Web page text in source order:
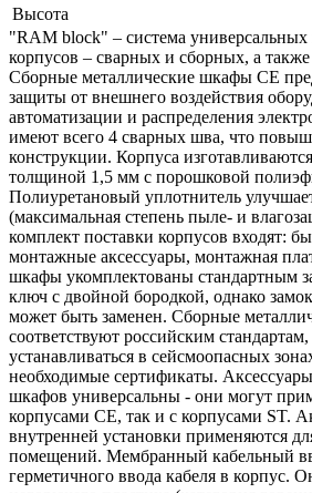
Высота
"RAM block" – система универсальных
корпусов – сварных и сборных, а также
Сборные металлические шкафы СE
защиты от внешнего воздействия
автоматизации и распределения
имеют всего 4 сварных шва, что
конструкции. Корпуса
толщиной 1,5 мм с порошковой
Полиуретановый уплотнитель
(максимальная степень пыле- и
комплект поставки корпусов входят:
монтажные аксессуары, монтажная
шкафы укомплектованы стандартным
ключ с двойной бородкой, однако
может быть заменен. Сборные
соответствуют российским
устанавливаться в сейсмоопасных
необходимые сертификаты.
шкафов универсальны - они могут
корпусами CE, так и с корпусами ST.
внутренней установки применяются
помещений. Мембранный кабельный
герметичного ввода кабеля в корпус.